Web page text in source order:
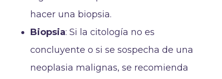
hacer una biopsia.
Biopsia: Si la citología no es
concluyente o si se sospecha de una
neoplasia malignas, se recomienda